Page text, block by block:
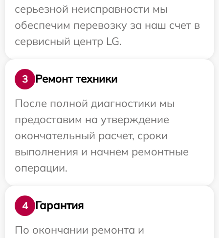
серьезной неисправности мы
обеспечим перевозку за наш счет в
сервисный центр LG.
3
Ремонт техники
После полной диагностики мы
предоставим на утверждение
окончательный расчет, сроки
выполнения и начнем ремонтные
операции.
4
Гарантия
По окончании ремонта и